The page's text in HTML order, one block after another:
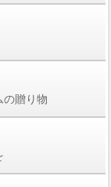
の贈り物